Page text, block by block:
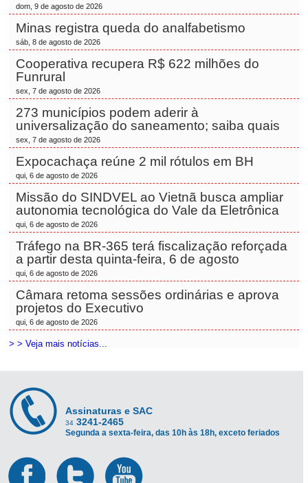
dom, 9 de agosto de 2026
Minas registra queda do analfabetismo
sáb, 8 de agosto de 2026
Cooperativa recupera R$ 622 milhões do
Funrural
sex, 7 de agosto de 2026
273 municípios podem aderir à
universalização do saneamento; saiba quais
sex, 7 de agosto de 2026
Expocachaça reúne 2 mil rótulos em BH
qui, 6 de agosto de 2026
Missão do SINDVEL ao Vietnã busca ampliar
autonomia tecnológica do Vale da Eletrônica
qui, 6 de agosto de 2026
Tráfego na BR-365 terá fiscalização reforçada
a partir desta quinta-feira, 6 de agosto
qui, 6 de agosto de 2026
Câmara retoma sessões ordinárias e aprova
projetos do Executivo
qui, 6 de agosto de 2026
> > Veja mais notícias...
Assinaturas e SAC
34 3241-2465
Segunda a sexta-feira, das 10h às 18h, exceto feriados